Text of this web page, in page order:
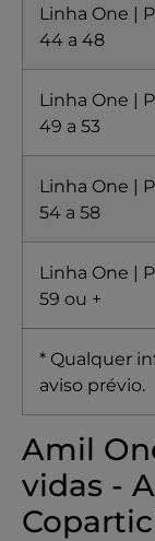
Linha One |
44 a 48
Linha One |
49 a 53
Linha One |
54 a 58
Linha One |
59 ou +
* Qualquer
aviso prévio.
Amil
vidas -